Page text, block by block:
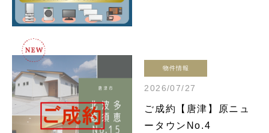
物件情報
2026/07/27
ご成約【唐津】原ニュ
ータウンNo.4